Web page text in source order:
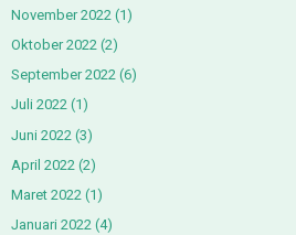
November 2022 (1)
Oktober 2022 (2)
September 2022 (6)
Juli 2022 (1)
Juni 2022 (3)
April 2022 (2)
Maret 2022 (1)
Januari 2022 (4)